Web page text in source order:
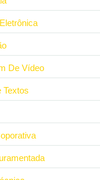
De Vídeo
Textos